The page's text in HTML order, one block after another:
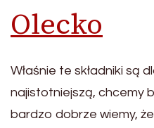
Olecko
Właśnie te składniki są
najistotniejszą, chcemy
bardzo dobrze wiemy,